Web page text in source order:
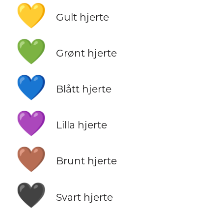
💛 Gult hjerte
💚 Grønt hjerte
💙 Blått hjerte
💜 Lilla hjerte
🤎 Brunt hjerte
🖤 Svart hjerte